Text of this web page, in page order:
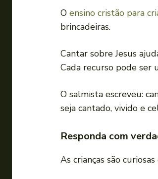
O ensino cristão para
brincadeiras.
Cantar sobre Jesus
Cada recurso pode ser
O salmista escreveu:
seja cantado, vivido e
Responda com
As crianças são